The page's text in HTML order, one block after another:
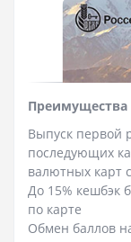
Преимущества
Выпуск первой
последующих
валютных карт
До 15% кешбэк
по карте
Обмен баллов